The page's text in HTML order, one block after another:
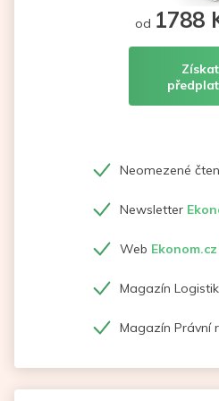
od 1788
Získat
Neomezené
Newsletter
Web
Magazín
Magazín Právní